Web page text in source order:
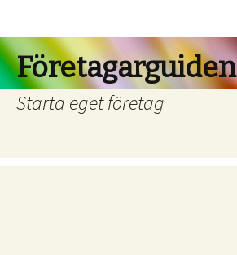
RÄTTSFORMER
FINANSIERING
Företagarguiden
Starta eget företag